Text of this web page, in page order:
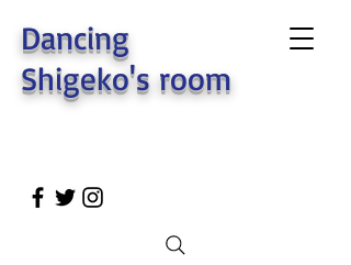
Dancing
Shigeko's room